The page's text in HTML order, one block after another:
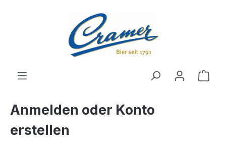
Anmelden oder Konto
erstellen